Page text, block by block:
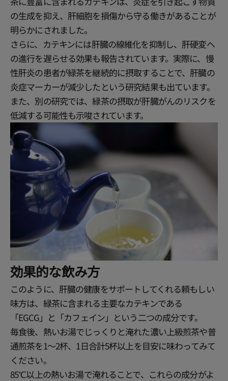
の生成を抑え、肝細胞を損傷から守る働きがあることが
明らかにされました。
さらに、カテキンには肝臓の線維化を抑制し、肝硬変へ
の進行を遅らせる効果も報告されています。実際に、慢
性肝炎の患者が緑茶を継続的に摂取することで、肝臓の
炎症マーカーが減少したという研究結果も出ています。
また、別の研究では、緑茶の摂取が肝臓がんのリスクを
低減する可能性も示唆されています。
効果的な飲み方
このように、肝臓の健康をサポートしてくれる頼もしい
味方は、緑茶に含まれる主要なカテキンである
「EGCG」と「カフェイン」という二つの成分です。
毎食後、熱いお湯でじっくりと淹れた濃い上級煎茶や普
通煎茶を1～2杯、1日合計5杯以上を目安に味わってみて
ください。
85℃以上の熱いお湯で淹れることで、これらの成分がよ